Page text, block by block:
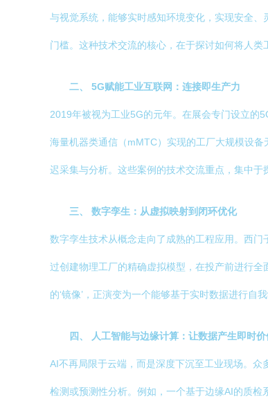
与视觉系统，能够实时感知环境变化，实现安全
门槛。这种技术交流的核心，在于探讨如何将人类
二、 5G赋能工业互联网：连接即生产力
2019年被视为工业5G的元年。在展会专门设立的
海量机器类通信（mMTC）实现的工厂大规模设
迟采集与分析。这些案例的技术交流重点，集中
三、 数字孪生：从虚拟映射到闭环优化
数字孪生技术从概念走向了成熟的工程应用。西
过创建物理工厂的精确虚拟模型，在投产前进行
的‘镜像’，正演变为一个能够基于实时数据进行自
四、 人工智能与边缘计算：让数据产生即时价
AI不再局限于云端，而是深度下沉至工业现场。
检测或预测性分析。例如，一个基于边缘AI的质检